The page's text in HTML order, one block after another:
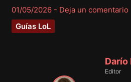
01/05/2026 - Deja un comentario
Guías LoL
Darío
Editor